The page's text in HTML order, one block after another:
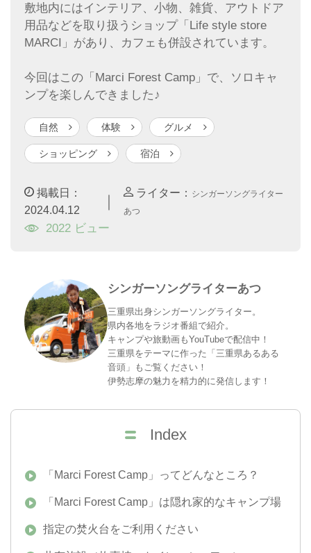
敷地内にはインテリア、小物、雑貨、アウトドア
用品などを取り扱うショップ「Life style store
MARCI」があり、カフェも併設されています。
今回はこの「Marci Forest Camp」で、ソロキャ
ンプを楽しんできました♪
自然 体験 グルメ
ショッピング 宿泊
掲載日：
2024.04.12
ライター： シンガーソングライター
あつ
2022 ビュー
シンガーソングライターあつ
三重県出身シンガーソングライター。
県内各地をラジオ番組で紹介。
キャンプや旅動画もYouTubeで配信中！
三重県をテーマに作った「三重県あるある
音頭」もご覧ください！
伊勢志摩の魅力を精力的に発信します！
Index
「Marci Forest Camp」ってどんなところ？
「Marci Forest Camp」は隠れ家的なキャンプ場
指定の焚火台をご利用ください